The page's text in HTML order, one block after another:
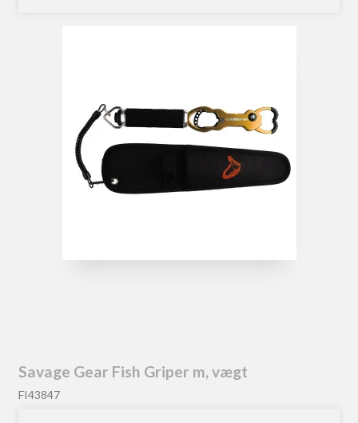
Savage Gear Fish Griper m, vægt
FI43847